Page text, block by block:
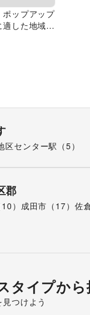
ポップアップ
した地域密
のイベント
区センター駅（5）
郡
） 成田市（17） 佐
タイプから
つけよう